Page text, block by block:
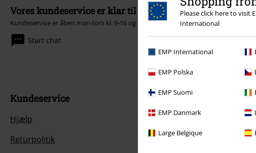
Please click here to visit
International
EMP International
EMP Polska
EMP Suomi
EMP Danmark
Large Belgique
Vores kundeservice er klar til at hjælpe
Kundeservice er åben man-tors kl. 9-16 og fre kl. 9-14. Mere information
Start chat
Kundeservice
Hjælp
Returpolitik
Til